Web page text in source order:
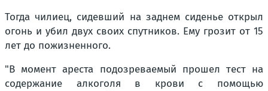
Тогда чилиец, сидевший на заднем сиденье открыл
огонь и убил двух своих спутников. Ему грозит от 15
лет до пожизненного.
"В момент ареста подозреваемый прошел тест на
содержание алкоголя в крови с помощью